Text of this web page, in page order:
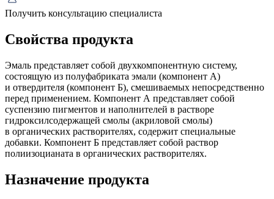
Получить консультацию специалиста
Свойства продукта
Эмаль представляет собой двухкомпонентную систему,
состоящую из полуфабриката эмали (компонент А)
и отвердителя (компонент Б), смешиваемых непосредственно
перед применением. Компонент А представляет собой
суспензию пигментов и наполнителей в растворе
гидроксилсодержащей смолы (акриловой смолы)
в органических растворителях, содержит специальные
добавки. Компонент Б представляет собой раствор
полиизоцианата в органических растворителях.
Назначение продукта